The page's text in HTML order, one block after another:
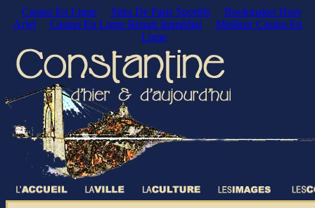
Casino En Ligne Sites De Paris Sportifs
Bookmaker Hors
Arjel
Casino En Ligne Retrait Immédiat
Meilleur Casino En
Ligne